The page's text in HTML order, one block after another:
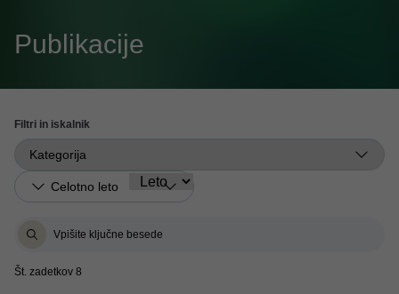
Publikacije
Filtri in iskalnik
Št. zadetkov 8